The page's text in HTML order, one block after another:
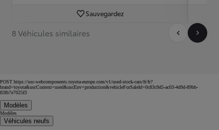
Sauvegardez
8 Véhicules similaires
POST https://usc-webcomponents.toyota-europe.com/v1/used-stock-cars/fr/fr?
brand=toyota&uscContext=used&uscEnv=production&vehicleForSaleId=0c83c9d5-ac03-4d9d-89bb-
83fb7e7025f3
Modèles
Modèles
Véhicules neufs